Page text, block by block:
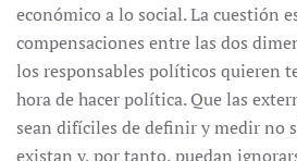
económico a lo social. La cuestión
compensaciones entre las dos
los responsables políticos quieren
hora de hacer política. Que las
sean difíciles de definir y medir no
existan y, por tanto, puedan